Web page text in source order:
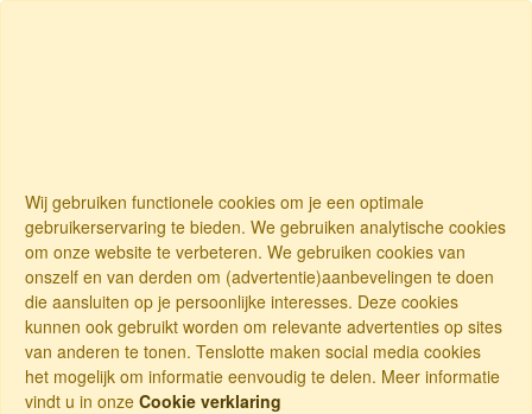
Wij gebruiken functionele cookies om je een optimale
gebruikerservaring te bieden. We gebruiken analytische cookies
om onze website te verbeteren. We gebruiken cookies van
onszelf en van derden om (advertentie)aanbevelingen te doen
die aansluiten op je persoonlijke interesses. Deze cookies
kunnen ook gebruikt worden om relevante advertenties op sites
van anderen te tonen. Tenslotte maken social media cookies
het mogelijk om informatie eenvoudig te delen. Meer informatie
vindt u in onze Cookie verklaring